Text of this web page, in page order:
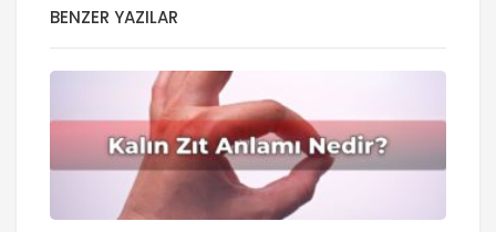
BENZER YAZILAR